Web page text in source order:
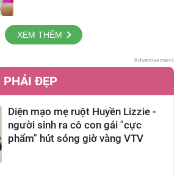
XEM THÊM
PHÁI ĐẸP
Diện mạo mẹ ruột Huyền Lizzie -
người sinh ra cô con gái "cực
phẩm" hút sóng giờ vàng VTV